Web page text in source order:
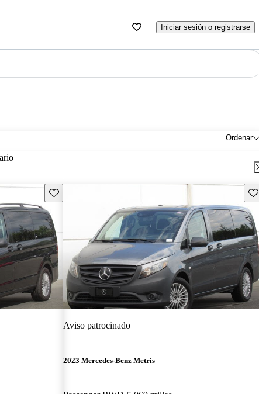
Iniciar sesión o registrarse
Ordenar
Guarda este Aviso
Aviso patrocinado
2023 Mercedes-Benz Metris